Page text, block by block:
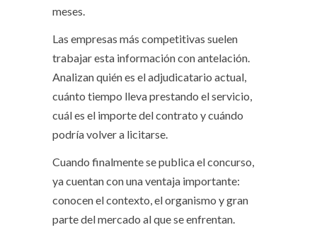
meses.
Las empresas más competitivas suelen
trabajar esta información con antelación.
Analizan quién es el adjudicatario actual,
cuánto tiempo lleva prestando el servicio,
cuál es el importe del contrato y cuándo
podría volver a licitarse.
Cuando finalmente se publica el concurso,
ya cuentan con una ventaja importante:
conocen el contexto, el organismo y gran
parte del mercado al que se enfrentan.